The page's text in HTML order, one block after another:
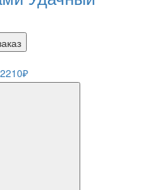
2210₽